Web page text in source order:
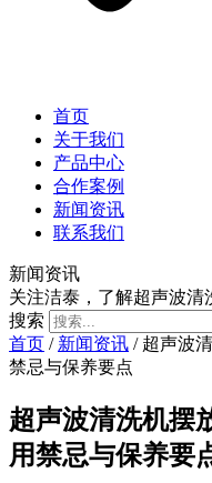
首页
关于我们
产品中心
合作案例
新闻资讯
联系我们
新闻资讯
关注洁泰，了解超声波清
搜索
首页 / 新闻资讯 / 超声波
禁忌与保养要点
超声波清洗机摆
用禁忌与保养要